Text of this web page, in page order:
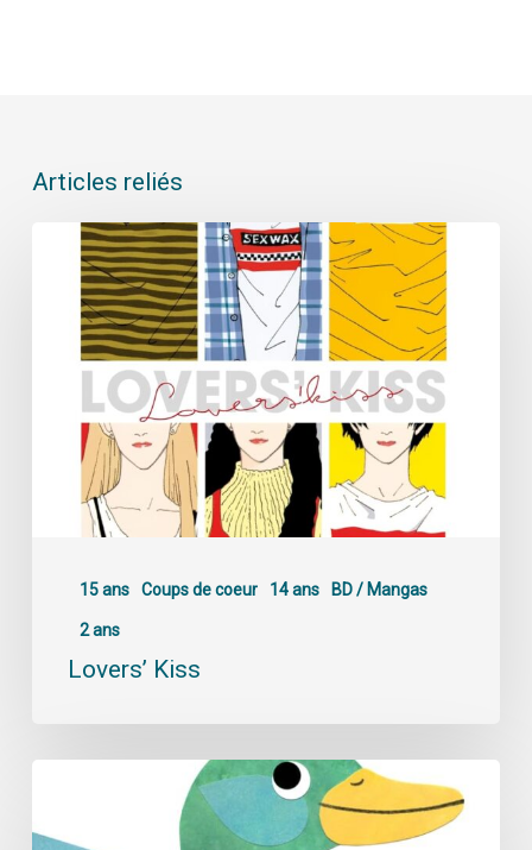
Articles reliés
15 ans Coups de coeur 14 ans BD / Mangas
2 ans
Lovers’ Kiss